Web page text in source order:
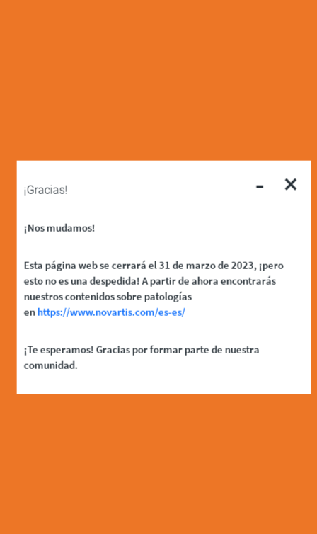
- ×
¡Gracias!
¡Nos mudamos!
Esta página web se cerrará el 31 de marzo de 2023, ¡pero
esto no es una despedida! A partir de ahora encontrarás
nuestros contenidos sobre patologías
enhttps://www.novartis.com/es-es/
¡Te esperamos! Gracias por formar parte de nuestra
comunidad.